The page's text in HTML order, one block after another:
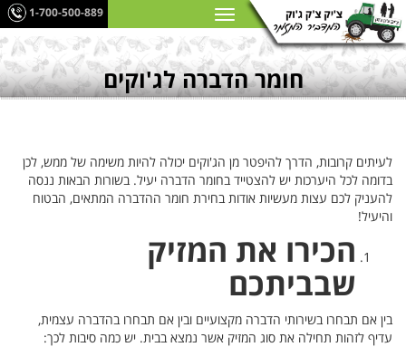
1-700-500-889
חומר הדברה לג'וקים
לעיתים קרובות, הדרך להיפטר מן הג'וקים יכולה להיות משימה של ממש, לכן
בדומה לכל היערכות יש להצטייד בחומר הדברה יעיל. בשורות הבאות ננסה
להעניק לכם עצות מעשיות אודות בחירת חומר ההדברה המתאים, הבטוח
והיעיל!
הכירו את המזיק
שבביתכם
בין אם תבחרו בשירותי הדברה מקצועיים ובין אם תבחרו בהדברה עצמית,
עדיף לזהות תחילה את סוג המזיק אשר נמצא בבית. יש כמה סיבות לכך: